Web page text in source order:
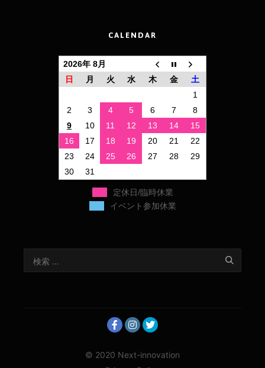
CALENDAR
2026年 8月
日
月 火 水 木 金
土
1
2
3 4 5 6 7
8
9
10 11 12 13 14
15
16
17 18 19 20 21
22
23
24 25 26 27 28
29
30
31
定休日/臨時休業
イベント参加休業
© 2020 Next-innovation